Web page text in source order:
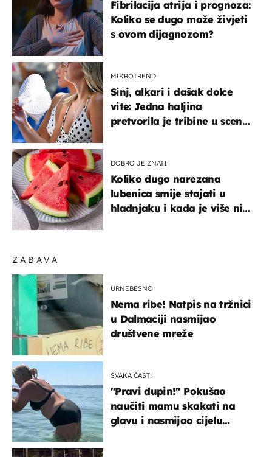
ZABAVA
URNEBESNO
Nema ribe! Natpis na tržnici
u Dalmaciji nasmijao
društvene mreže
SVAKA ČAST!
"Pravi dupin!" Pokušao
naučiti mamu skakati na
glavu i nasmijao cijelu
Fibrilacija atrija i prognoza:
Koliko se dugo može živjeti
s ovom dijagnozom?
MIKROTREND
Sinj, alkari i dašak dolce
vite: Jedna haljina
pretvorila je tribine u scenu
DOBRO JE ZNATI
Koliko dugo narezana
lubenica smije stajati u
hladnjaku i kada je više nije